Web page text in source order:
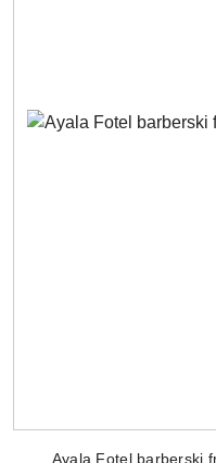
Ayala Fotel barberski